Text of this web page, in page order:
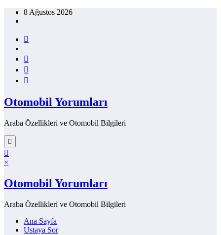
İçeriğe8 Ağustos 2026
Otomobil Yorumları
Araba Özellikleri ve Otomobil Bilgileri
×
Otomobil Yorumları
Araba Özellikleri ve Otomobil Bilgileri
Ana Sayfa
Ustaya Sor